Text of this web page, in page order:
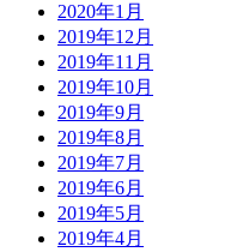
2020年1月
2019年12月
2019年11月
2019年10月
2019年9月
2019年8月
2019年7月
2019年6月
2019年5月
2019年4月